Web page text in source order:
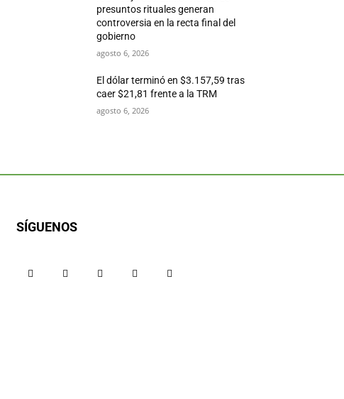
presuntos rituales generan
controversia en la recta final del
gobierno
agosto 6, 2026
El dólar terminó en $3.157,59 tras
caer $21,81 frente a la TRM
agosto 6, 2026
SÍGUENOS